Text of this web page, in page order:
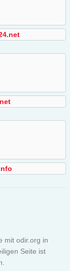
mit odir.org in
Seite ist